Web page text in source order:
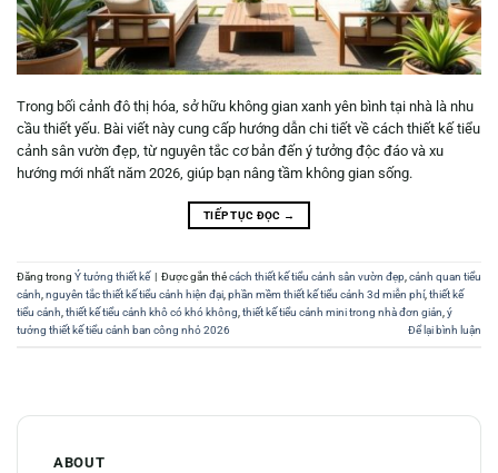
Trong bối cảnh đô thị hóa, sở hữu không gian xanh yên bình tại nhà là nhu
cầu thiết yếu. Bài viết này cung cấp hướng dẫn chi tiết về cách thiết kế tiểu
cảnh sân vườn đẹp, từ nguyên tắc cơ bản đến ý tưởng độc đáo và xu
hướng mới nhất năm 2026, giúp bạn nâng tầm không gian sống.
TIẾP TỤC ĐỌC →
Đăng trong Ý tưởng thiết kế | Được gắn thẻcách thiết kế tiểu cảnh sân vườn đẹp,cảnh quan tiểu
cảnh,nguyên tắc thiết kế tiểu cảnh hiện đại,phần mềm thiết kế tiểu cảnh 3d miễn phí,thiết kế
tiểu cảnh,thiết kế tiểu cảnh khô có khó không,thiết kế tiểu cảnh mini trong nhà đơn giản,ý
tưởng thiết kế tiểu cảnh ban công nhỏ 2026
Để lại bình luận
ABOUT